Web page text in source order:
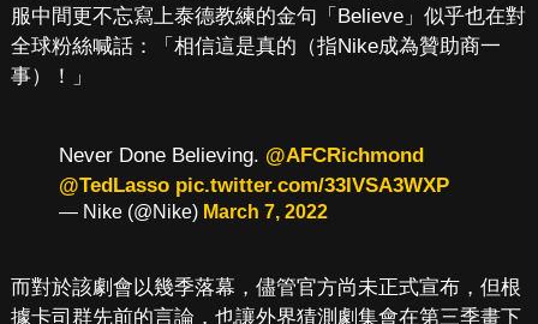
服中間更不忘寫上泰德教練的金句「Believe」似乎也在對
全球粉絲喊話：「相信這是真的（指Nike成為贊助商一
事）！」
Never Done Believing. @AFCRichmond
@TedLasso pic.twitter.com/33IVSA3WXP
— Nike (@Nike) March 7, 2022
而對於該劇會以幾季落幕，儘管官方尚未正式宣布，但根
據卡司群先前的言論，也讓外界猜測劇集會在第三季畫下